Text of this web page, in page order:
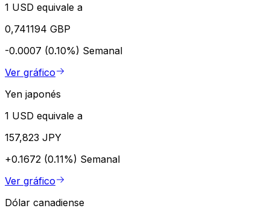
1 USD equivale a
0,741194 GBP
-0.0007 (0.10%) Semanal
Ver gráfico
Yen japonés
1 USD equivale a
157,823 JPY
+0.1672 (0.11%) Semanal
Ver gráfico
Dólar canadiense